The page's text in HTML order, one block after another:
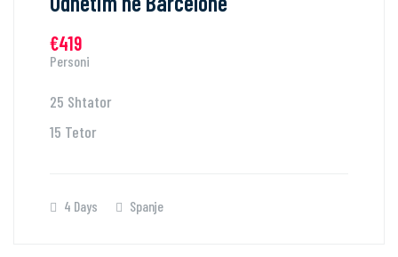
€419
Personi
25 Shtator
15 Tetor
4 Days Spanje